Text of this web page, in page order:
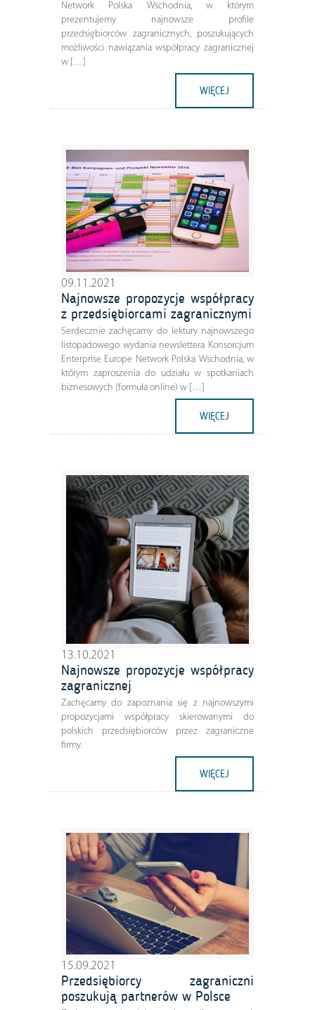
Network Polska Wschodnia, w którym
prezentujemy najnowsze profile
przedsiębiorców zagranicznych, poszukujących
możliwości nawiązania współpracy zagranicznej
w […]
WIĘCEJ
09.11.2021
Najnowsze propozycje współpracy
z przedsiębiorcami zagranicznymi
Serdecznie zachęcamy do lektury najnowszego
listopadowego wydania newslettera Konsorcjum
Enterprise Europe Network Polska Wschodnia, w
którym zaproszenia do udziału w spotkaniach
biznesowych (formuła online) w […]
WIĘCEJ
13.10.2021
Najnowsze propozycje współpracy
zagranicznej
Zachęcamy do zapoznania się z najnowszymi
propozycjami współpracy skierowanymi do
polskich przedsiębiorców przez zagraniczne
firmy.
WIĘCEJ
15.09.2021
Przedsiębiorcy zagraniczni
poszukują partnerów w Polsce